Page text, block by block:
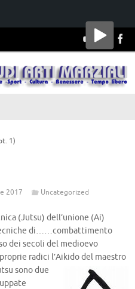
1)
2017 Uncategorized
(Jutsu) dell’unione (Ai)
di……combattimento
dei secoli del medioevo
radici l’Aikido del maestro
sono due